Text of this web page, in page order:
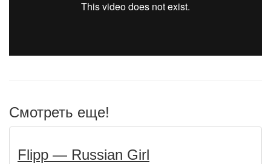
Смотреть еще!
Flipp — Russian Girl